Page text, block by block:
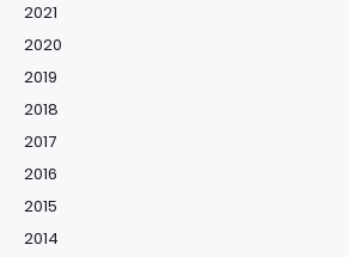
2021
2020
2019
2018
2017
2016
2015
2014